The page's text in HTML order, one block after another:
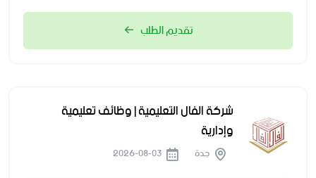
تقديم الطلب
شركة الفال التعليمية | وظائف تعليمية
وإدارية
جدة